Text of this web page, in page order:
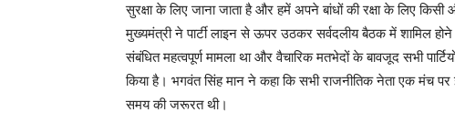
सुरक्षा के लिए जाना जाता है और हमें अपने बांधों की रक्षा के लिए
मुख्यमंत्री ने पार्टी लाइन से ऊपर उठकर सर्वदलीय बैठक में शामिल
संबंधित महत्वपूर्ण मामला था और वैचारिक मतभेदों के बावजूद सभी
किया है। भगवंत सिंह मान ने कहा कि सभी राजनीतिक नेता एक
समय की जरूरत थी।